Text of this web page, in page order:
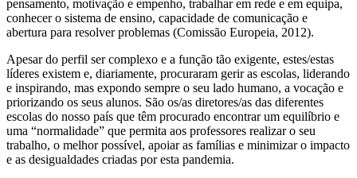
pensamento, motivação e empenho, trabalhar em rede e em equipa,
conhecer o sistema de ensino, capacidade de comunicação e
abertura para resolver problemas (Comissão Europeia, 2012).
Apesar do perfil ser complexo e a função tão exigente, estes/estas
líderes existem e, diariamente, procuraram gerir as escolas, liderando
e inspirando, mas expondo sempre o seu lado humano, a vocação e
priorizando os seus alunos. São os/as diretores/as das diferentes
escolas do nosso país que têm procurado encontrar um equilíbrio e
uma “normalidade” que permita aos professores realizar o seu
trabalho, o melhor possível, apoiar as famílias e minimizar o impacto
e as desigualdades criadas por esta pandemia.